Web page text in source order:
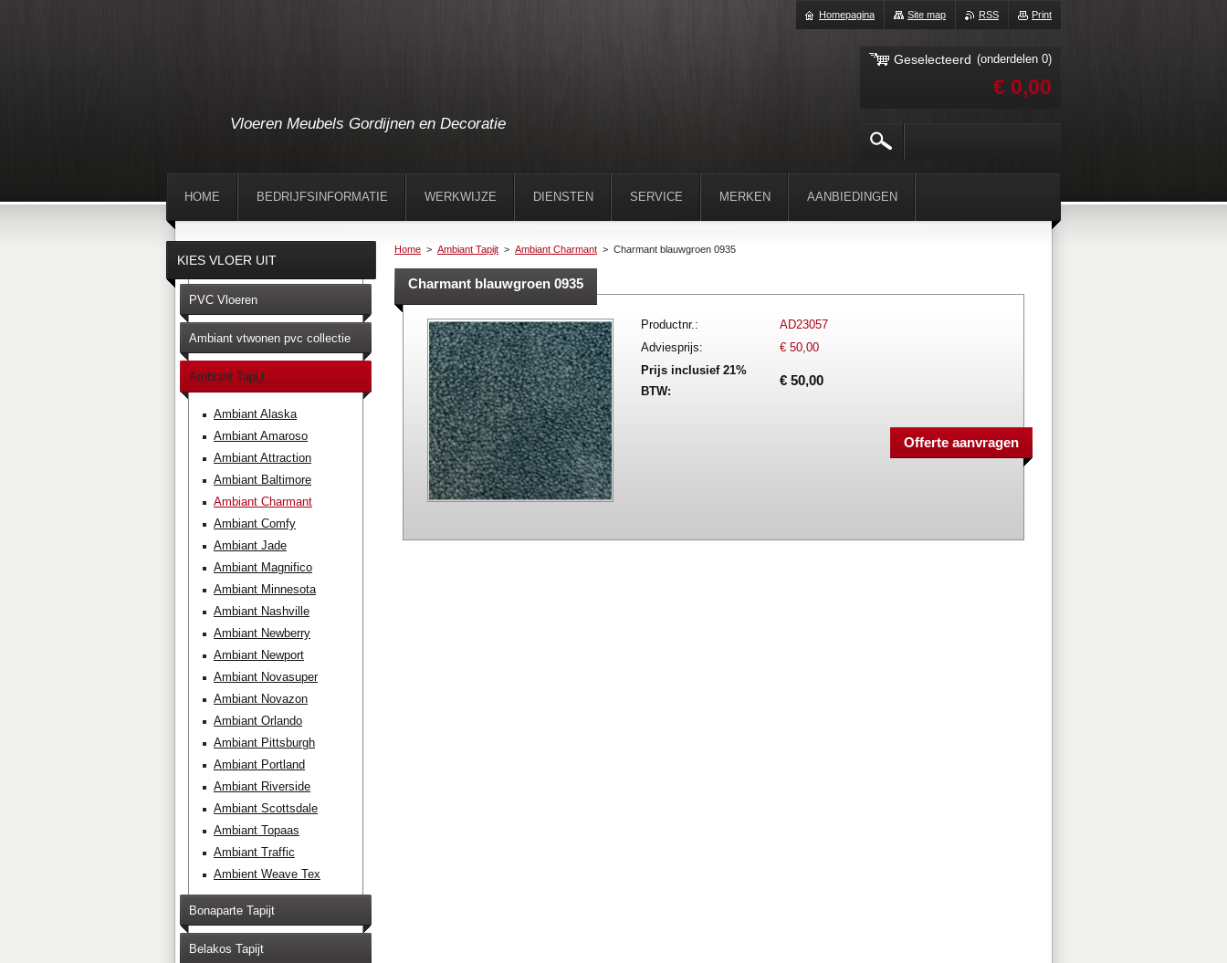
Vloeren Meubels Gordijnen en Decoratie
Home > Ambiant Tapijt > Ambiant Charmant > Charmant blauwgroen 0935
Charmant blauwgroen 0935
Productnr.:
AD23057
Adviesprijs:
€ 50,00
Prijs inclusief 21%
BTW:
€ 50,00
KIES VLOER UIT
PVC Vloeren
Ambiant vtwonen pvc collectie
Ambiant Tapijt
Ambiant Alaska
Ambiant Amaroso
Ambiant Attraction
Ambiant Baltimore
Ambiant Charmant
Ambiant Comfy
Ambiant Jade
Ambiant Magnifico
Ambiant Minnesota
Ambiant Nashville
Ambiant Newberry
Ambiant Newport
Ambiant Novasuper
Ambiant Novazon
Ambiant Orlando
Ambiant Pittsburgh
Ambiant Portland
Ambiant Riverside
Ambiant Scottsdale
Ambiant Topaas
Ambiant Traffic
Ambient Weave Tex
Bonaparte Tapijt
Belakos Tapijt
HOME BEDRIJFSINFORMATIE WERKWIJZE DIENSTEN SERVICE MERKEN AANBIEDINGEN
Print
RSS
Site map
Homepagina
Geselecteerd (onderdelen 0)
€ 0,00